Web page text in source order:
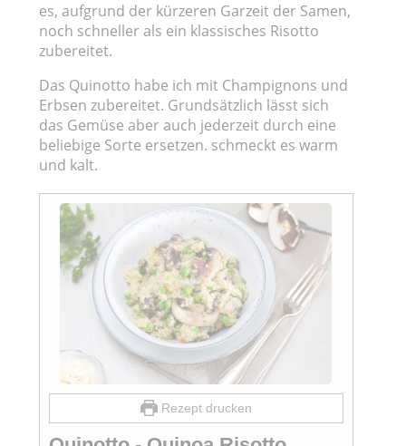
es, aufgrund der kürzeren Garzeit der Samen,
noch schneller als ein klassisches Risotto
zubereitet.
Das Quinotto habe ich mit Champignons und
Erbsen zubereitet. Grundsätzlich lässt sich
das Gemüse aber auch jederzeit durch eine
beliebige Sorte ersetzen. schmeckt es warm
und kalt.
Rezept drucken